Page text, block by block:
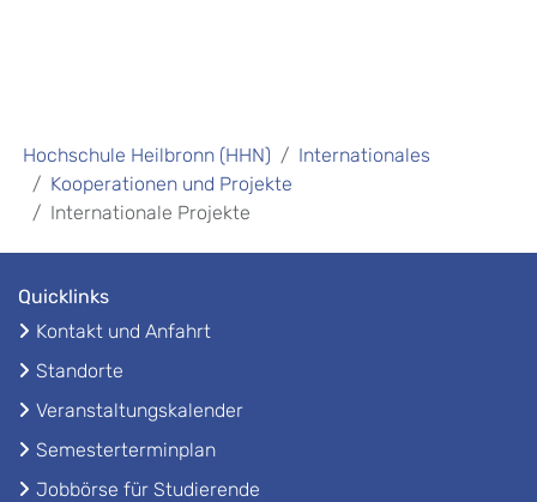
Hochschule Heilbronn (HHN)
Internationales
Kooperationen und Projekte
Internationale Projekte
Quicklinks
Kontakt und Anfahrt
Standorte
Veranstaltungskalender
Semesterterminplan
Jobbörse für Studierende